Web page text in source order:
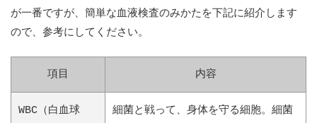
が一番ですが、簡単な血液検査のみかたを下記に紹介します
ので、参考にしてください。
項目 内容
WBC（白血球
細菌と戦って、身体を守る細胞。細菌